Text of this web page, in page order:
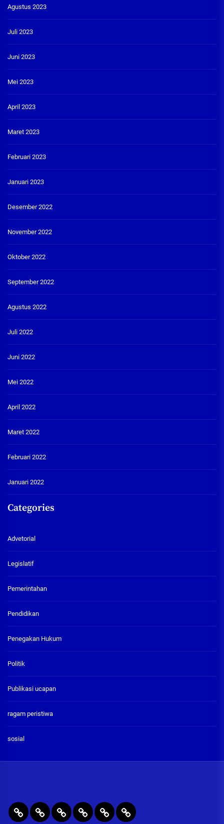
Agustus 2023
Juli 2023
Juni 2023
Mei 2023
April 2023
Maret 2023
Februari 2023
Januari 2023
Desember 2022
November 2022
Oktober 2022
September 2022
Agustus 2022
Juli 2022
Juni 2022
Mei 2022
April 2022
Maret 2022
Februari 2022
Januari 2022
Categories
Advetorial
Legislatif
Pemerintahan
Pendidikan
Penegakan Hukum
Politik
Publikasi ucapan
ragam peristiwa
sosial
BERITA RAGAM PENEGAKANPENDIDIKAN
PublikasiADVETORIAL